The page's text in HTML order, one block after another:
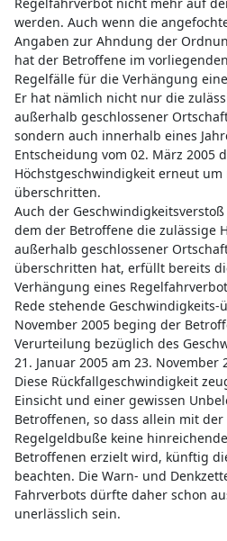
werden. Auch wenn die
Angaben zur Ahndung der
hat der Betroffene im
Regelfälle für die Verhängung
Er hat nämlich nicht nur die
außerhalb geschlossener
sondern auch innerhalb eines
Entscheidung vom 02. März 2005
Höchstgeschwindigkeit erneut
überschritten.
Auch der Geschwindigkeitsverstoß
dem der Betroffene die zulässige
außerhalb geschlossener
überschritten hat, erfüllt bereits
Verhängung eines
Rede stehende
November 2005 beging der
Verurteilung bezüglich des
21. Januar 2005 am 23.
Diese Rückfallgeschwindigkeit
Einsicht und einer gewissen
Betroffenen, so dass allein mit
Regelgeldbuße keine
Betroffenen erzielt wird, künftig
beachten. Die Warn- und
Fahrverbots dürfte daher schon
unerlässlich sein.